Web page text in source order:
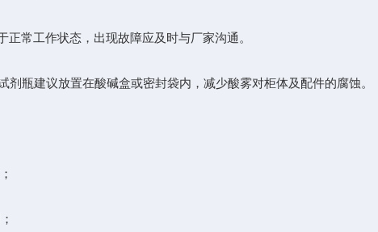
常工作状态，出现故障应及时与厂家沟通。
瓶建议放置在酸碱盒或密封袋内，减少酸雾对柜体及配件的腐蚀。